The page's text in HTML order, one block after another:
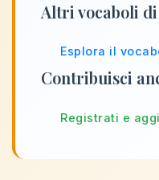
Altri vocaboli
Esplora il
Contribuisci
Registrati e